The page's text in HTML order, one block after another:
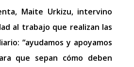
Maite Urkizu, intervino
al trabajo que realizan las
“ayudamos y apoyamos
que sepan cómo deben